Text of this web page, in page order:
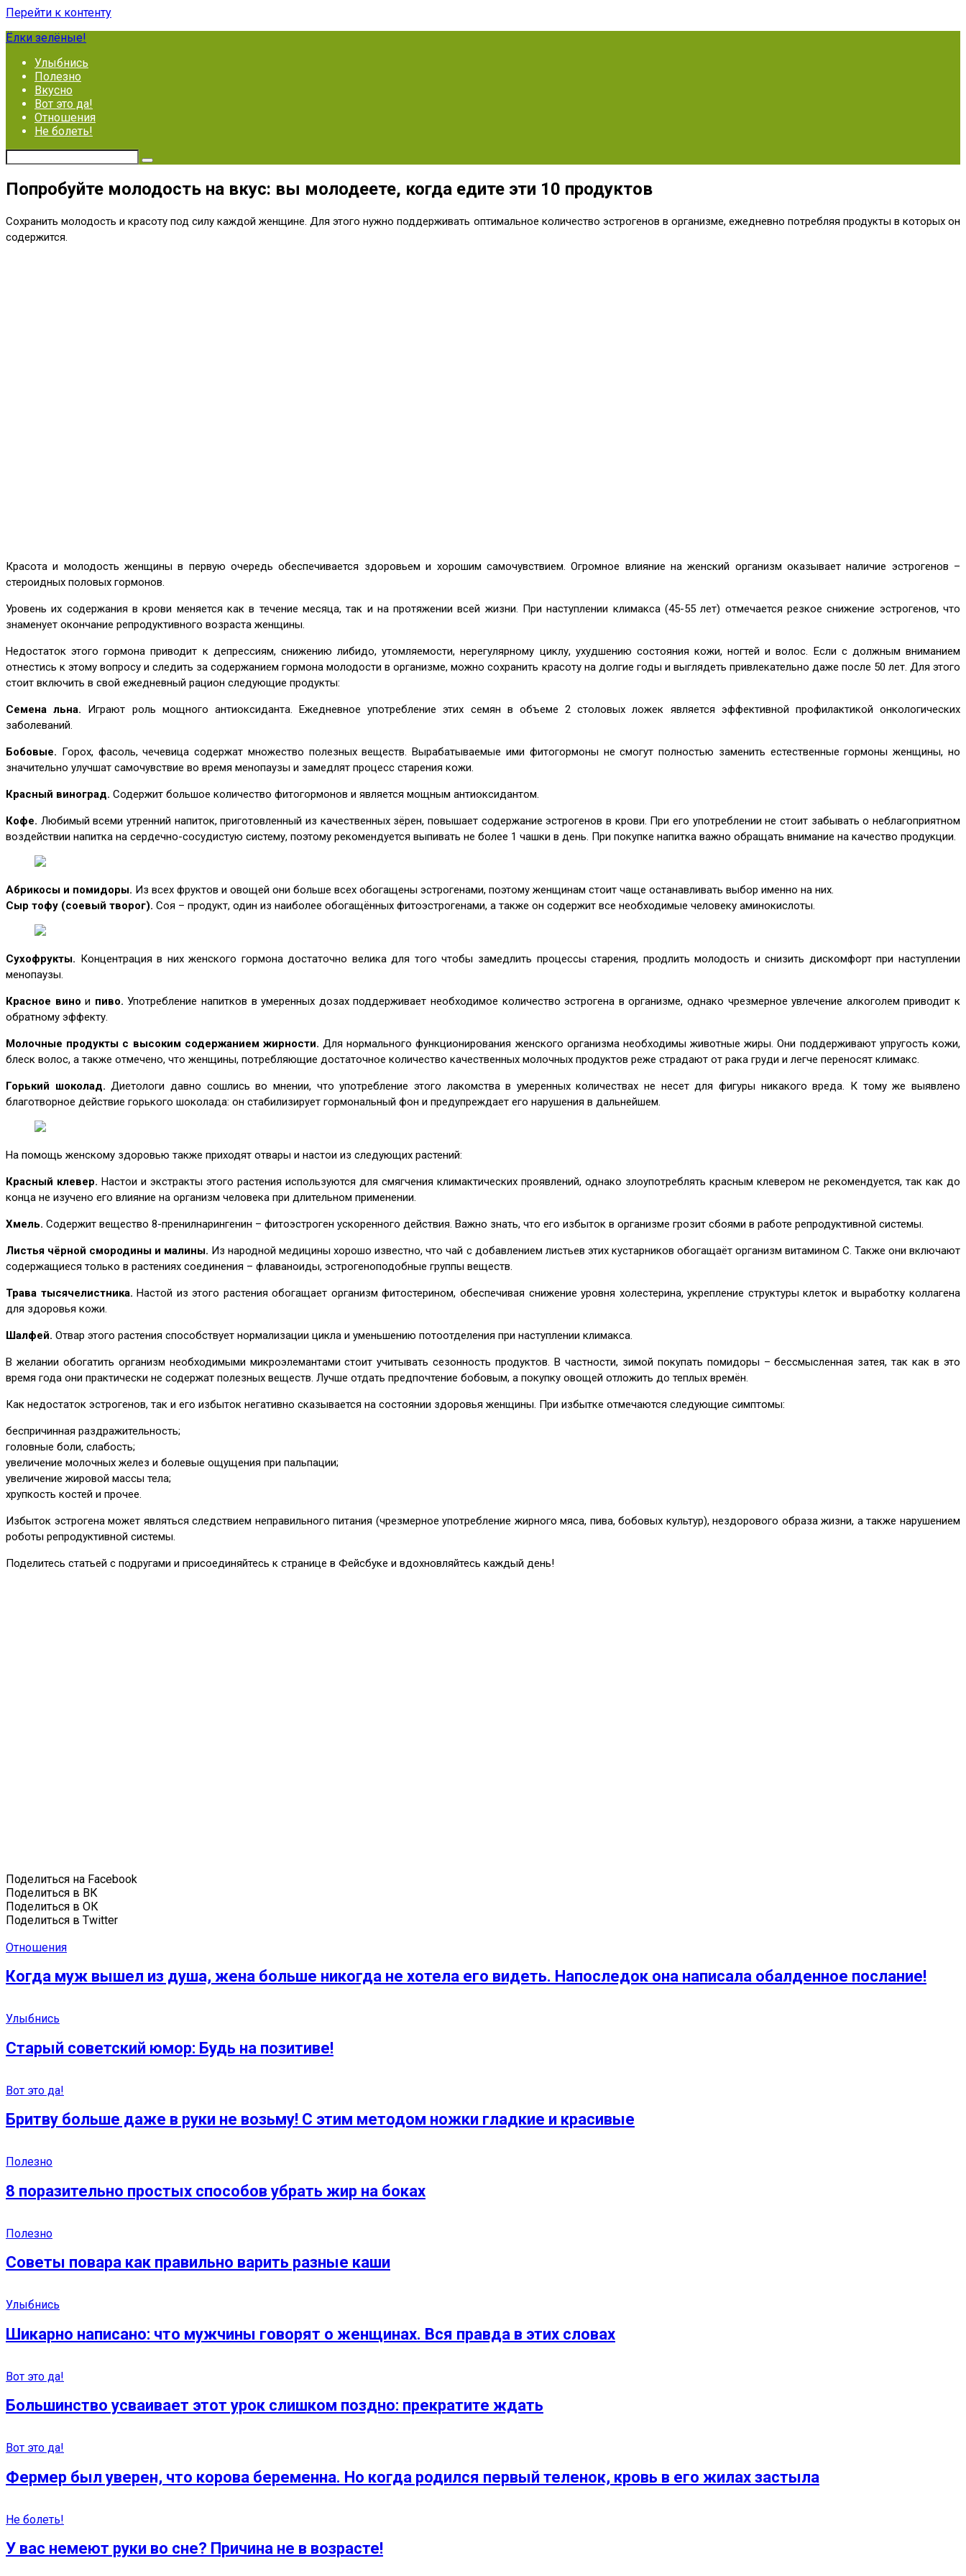
Перейти к контенту
Ёлки зелёные!
Улыбнись
Полезно
Вкусно
Вот это да!
Отношения
Не болеть!
Попробуйте молодость на вкус: вы молодеете, когда едите эти 10 продуктов
Сохранить молодость и красоту под силу каждой женщине. Для этого нужно поддерживать оптимальное количество эстрогенов в организме, ежедневно потребляя продукты в которых он
содержится.
Красота и молодость женщины в первую очередь обеспечивается здоровьем и хорошим самочувствием. Огромное влияние на женский организм оказывает наличие эстрогенов –
стероидных половых гормонов.
Уровень их содержания в крови меняется как в течение месяца, так и на протяжении всей жизни. При наступлении климакса (45-55 лет) отмечается резкое снижение эстрогенов, что
знаменует окончание репродуктивного возраста женщины.
Недостаток этого гормона приводит к депрессиям, снижению либидо, утомляемости, нерегулярному циклу, ухудшению состояния кожи, ногтей и волос. Если с должным вниманием
отнестись к этому вопросу и следить за содержанием гормона молодости в организме, можно сохранить красоту на долгие годы и выглядеть привлекательно даже после 50 лет. Для этого
стоит включить в свой ежедневный рацион следующие продукты:
Семена льна. Играют роль мощного антиоксиданта. Ежедневное употребление этих семян в объеме 2 столовых ложек является эффективной профилактикой онкологических
заболеваний.
Бобовые. Горох, фасоль, чечевица содержат множество полезных веществ. Вырабатываемые ими фитогормоны не смогут полностью заменить естественные гормоны женщины, но
значительно улучшат самочувствие во время менопаузы и замедлят процесс старения кожи.
Красный виноград. Содержит большое количество фитогормонов и является мощным антиоксидантом.
Кофе. Любимый всеми утренний напиток, приготовленный из качественных зёрен, повышает содержание эстрогенов в крови. При его употреблении не стоит забывать о неблагоприятном
воздействии напитка на сердечно-сосудистую систему, поэтому рекомендуется выпивать не более 1 чашки в день. При покупке напитка важно обращать внимание на качество продукции.
Абрикосы и помидоры. Из всех фруктов и овощей они больше всех обогащены эстрогенами, поэтому женщинам стоит чаще останавливать выбор именно на них.
Сыр тофу (соевый творог). Соя – продукт, один из наиболее обогащённых фитоэстрогенами, а также он содержит все необходимые человеку аминокислоты.
Сухофрукты. Концентрация в них женского гормона достаточно велика для того чтобы замедлить процессы старения, продлить молодость и снизить дискомфорт при наступлении
менопаузы.
Красное вино и пиво. Употребление напитков в умеренных дозах поддерживает необходимое количество эстрогена в организме, однако чрезмерное увлечение алкоголем приводит к
обратному эффекту.
Молочные продукты с высоким содержанием жирности. Для нормального функционирования женского организма необходимы животные жиры. Они поддерживают упругость кожи,
блеск волос, а также отмечено, что женщины, потребляющие достаточное количество качественных молочных продуктов реже страдают от рака груди и легче переносят климакс.
Горький шоколад. Диетологи давно сошлись во мнении, что употребление этого лакомства в умеренных количествах не несет для фигуры никакого вреда. К тому же выявлено
благотворное действие горького шоколада: он стабилизирует гормональный фон и предупреждает его нарушения в дальнейшем.
На помощь женскому здоровью также приходят отвары и настои из следующих растений:
Красный клевер. Настои и экстракты этого растения используются для смягчения климактических проявлений, однако злоупотреблять красным клевером не рекомендуется, так как до
конца не изучено его влияние на организм человека при длительном применении.
Хмель. Содержит вещество 8-пренилнарингенин – фитоэстроген ускоренного действия. Важно знать, что его избыток в организме грозит сбоями в работе репродуктивной системы.
Листья чёрной смородины и малины. Из народной медицины хорошо известно, что чай с добавлением листьев этих кустарников обогащаёт организм витамином С. Также они включают
содержащиеся только в растениях соединения – флаваноиды, эстрогеноподобные группы веществ.
Трава тысячелистника. Настой из этого растения обогащает организм фитостерином, обеспечивая снижение уровня холестерина, укрепление структуры клеток и выработку коллагена
для здоровья кожи.
Шалфей. Отвар этого растения способствует нормализации цикла и уменьшению потоотделения при наступлении климакса.
В желании обогатить организм необходимыми микроэлемантами стоит учитывать сезонность продуктов. В частности, зимой покупать помидоры – бессмысленная затея, так как в это
время года они практически не содержат полезных веществ. Лучше отдать предпочтение бобовым, а покупку овощей отложить до теплых времён.
Как недостаток эстрогенов, так и его избыток негативно сказывается на состоянии здоровья женщины. При избытке отмечаются следующие симптомы:
беспричинная раздражительность;
головные боли, слабость;
увеличение молочных желез и болевые ощущения при пальпации;
увеличение жировой массы тела;
хрупкость костей и прочее.
Избыток эстрогена может являться следствием неправильного питания (чрезмерное употребление жирного мяса, пива, бобовых культур), нездорового образа жизни, а также нарушением
роботы репродуктивной системы.
Поделитесь статьей с подругами и присоединяйтесь к странице в Фейсбуке и вдохновляйтесь каждый день!
Поделиться на Facebook
Поделиться в ВК
Поделиться в ОК
Поделиться в Twitter
Отношения
Когда муж вышел из душа, жена больше никогда не хотела его видеть. Напоследок она написала обалденное послание!
Улыбнись
Старый советский юмор: Будь на позитиве!
Вот это да!
Бритву больше даже в руки не возьму! С этим методом ножки гладкие и красивые
Полезно
8 поразительно простых способов убрать жир на боках
Полезно
Советы повара как правильно варить разные каши
Улыбнись
Шикарно написано: что мужчины говорят о женщинах. Вся правда в этих словах
Вот это да!
Большинство усваивает этот урок слишком поздно: прекратите ждать
Вот это да!
Фермер был уверен, что корова беременна. Но когда родился первый теленок, кровь в его жилах застыла
Не болеть!
У вас немеют руки во сне? Причина не в возрасте!